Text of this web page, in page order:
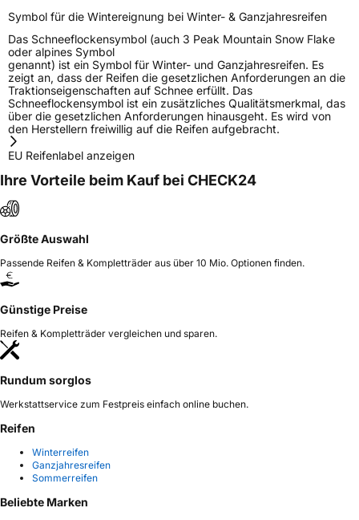
Symbol für die Wintereignung bei Winter- & Ganzjahresreifen
Das Schneeflockensymbol (auch 3 Peak Mountain Snow Flake
oder alpines Symbol
genannt) ist ein Symbol für Winter- und Ganzjahresreifen. Es
zeigt an, dass der Reifen die gesetzlichen Anforderungen an die
Traktionseigenschaften auf Schnee erfüllt. Das
Schneeflockensymbol ist ein zusätzliches Qualitätsmerkmal, das
über die gesetzlichen Anforderungen hinausgeht. Es wird von
den Herstellern freiwillig auf die Reifen aufgebracht.
EU Reifenlabel anzeigen
Ihre Vorteile beim Kauf bei CHECK24
Größte Auswahl
Passende Reifen & Kompletträder aus über 10 Mio. Optionen finden.
Günstige Preise
Reifen & Kompletträder vergleichen und sparen.
Rundum sorglos
Werkstattservice zum Festpreis einfach online buchen.
Reifen
Winterreifen
Ganzjahresreifen
Sommerreifen
Beliebte Marken